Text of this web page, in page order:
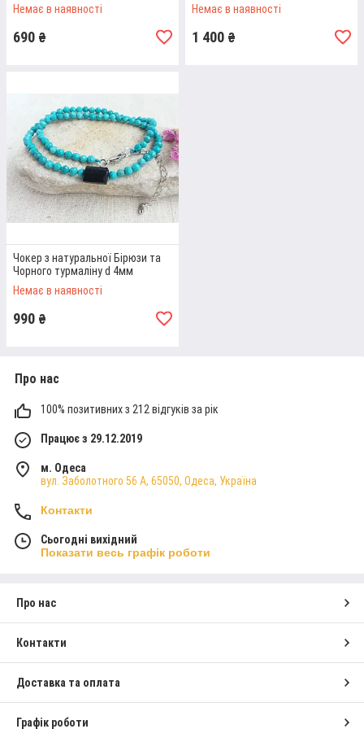
ІНДИВІДУАЛЬНИЙ ПІДХІД
У нашому каталозі можна вибрати намисто з
натурального каміння або зробити індивідуальне
замовлення. Врахуємо ваші побажання щодо видів
та розміру каменів, розміру прикраси, наявності чи
відсутності підвіски тощо. Докладемо максимум
зусиль, щоб реалізувати ваші ідеї
підходу та ручній роботі, ціни набраслети жіночі
відповідають якості. Ми продаємо прикраси без
При виникненні будь-яких питань, ви можете
проконсультувати та допомогти вибрати
оптимальний варіант прикрас
Немає в наявності
690 ₴
Немає в наявності
1 400 ₴
Чокер з натуральної Бірюзи та
Чорного турмаліну d 4мм
Немає в наявності
990 ₴
Про нас
100% позитивних з 212 відгуків за рік
Працює з 29.12.2019
м. Одеса
вул. Заболотного 56 А, 65050, Одеса, Україна
Контакти
Сьогодні вихідний
Показати весь графік роботи
Про нас
Контакти
Доставка та оплата
Графік роботи